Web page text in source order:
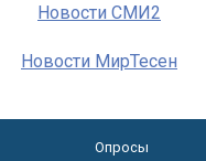
Новости СМИ2
Новости МирТесен
Опросы